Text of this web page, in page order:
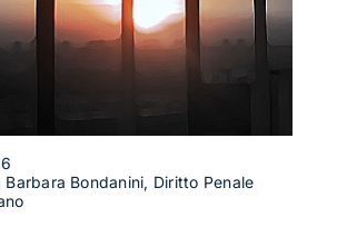
Bondanini, Diritto Penale